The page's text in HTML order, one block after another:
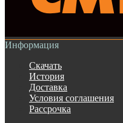
Информация
Скачать
История
Доставка
Условия соглашения
Рассрочка